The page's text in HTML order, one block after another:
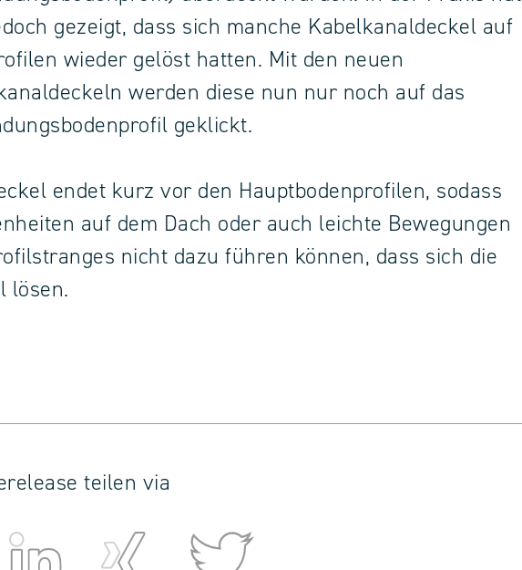
gezeigt, dass sich manche Kabelkanaldeckel auf
wieder gelöst hatten. Mit den neuen
werden diese nun nur noch auf das
geklickt.
endet kurz vor den Hauptbodenprofilen, sodass
auf dem Dach oder auch leichte Bewegungen
nicht dazu führen können, dass sich die
lösen.
teilen via